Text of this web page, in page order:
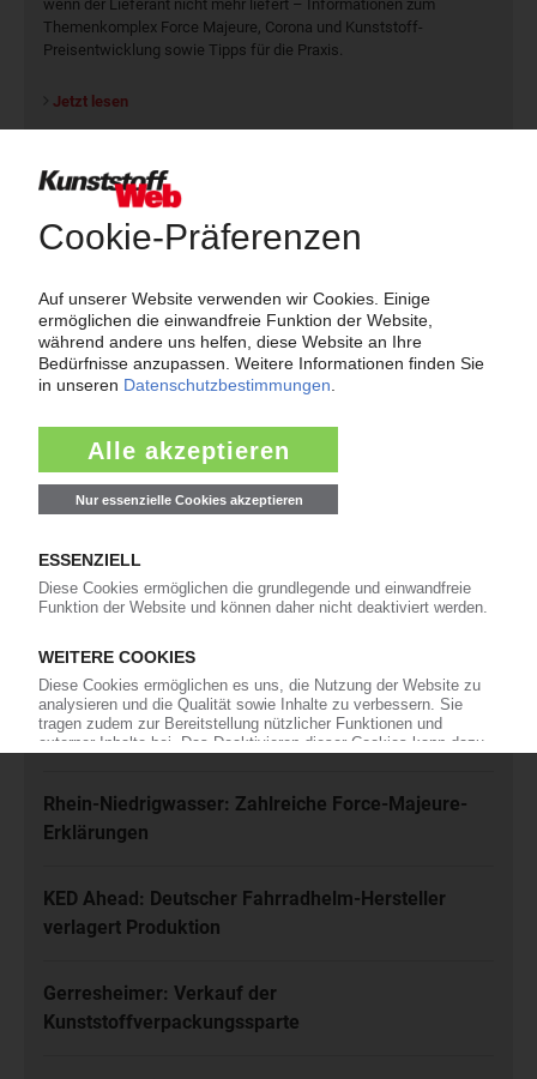
wenn der Lieferant nicht mehr liefert – Informationen zum
Themenkomplex Force Majeure, Corona und Kunststoff-
Preisentwicklung sowie Tipps für die Praxis.
Jetzt lesen
Newsletter
Die wichtigsten Nachrichten und Neuigkeiten aus der
Ich habe dieDatenschutzbestimmungenzur Kenntnis genommen
Jetzt kostenfrei abonnieren
Meistgelesen
Karl Hess: Automobilzulieferer ist insolvent
Rhein-Niedrigwasser: Zahlreiche Force-Majeure-
Erklärungen
KED Ahead: Deutscher Fahrradhelm-Hersteller
verlagert Produktion
Gerresheimer: Verkauf der
Kunststoffverpackungssparte